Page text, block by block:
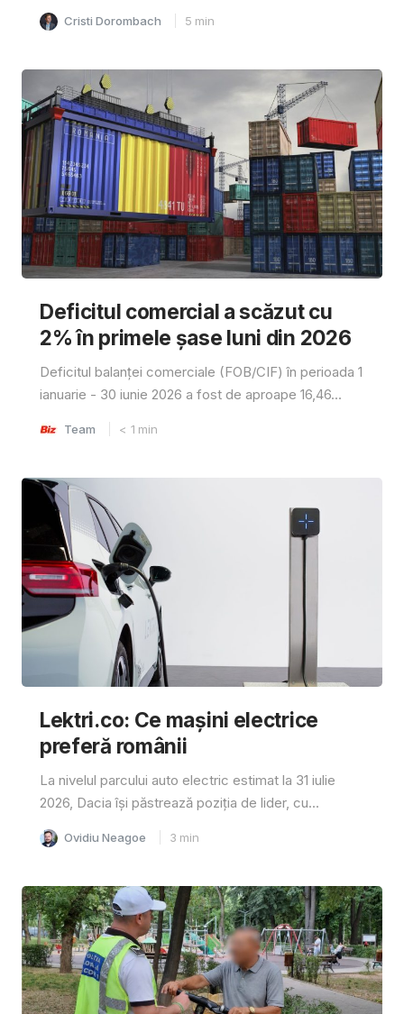
Cristi Dorombach 5 min
Deficitul comercial a scăzut cu
2% în primele șase luni din 2026
Deficitul balanței comerciale (FOB/CIF) în perioada 1
ianuarie - 30 iunie 2026 a fost de aproape 16,46...
Team < 1 min
Lektri.co: Ce mașini electrice
preferă românii
La nivelul parcului auto electric estimat la 31 iulie
2026, Dacia își păstrează poziția de lider, cu...
Ovidiu Neagoe 3 min